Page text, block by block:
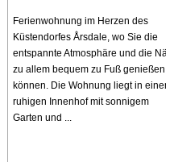
Ferienwohnung im Herzen des
Küstendorfes Årsdale, wo Sie die
entspannte Atmosphäre und die
zu allem bequem zu Fuß genießen
können. Die Wohnung liegt in einem
ruhigen Innenhof mit sonnigem
Garten und ...